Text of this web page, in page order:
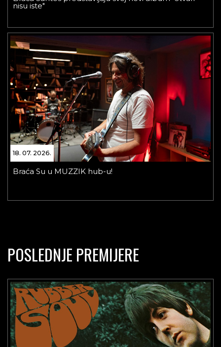
nisu iste"
18. 07. 2026.
Braća Su u MUZZIK hub-u!
POSLEDNJE PREMIJERE